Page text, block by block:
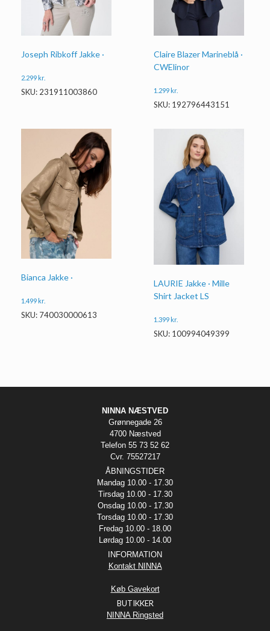
Joseph Ribkoff Jakke ·
2.299 kr.
SKU: 231911003860
Claire Blazer Marineblå ·
CWElinor
1.299 kr.
SKU: 192796443151
Bianca Jakke ·
1.499 kr.
SKU: 740030000613
LAURIE Jakke · Mille
Shirt Jacket LS
1.399 kr.
SKU: 100994049399
NINNA NÆSTVED
Grønnegade 26
4700 Næstved
Telefon 55 73 52 62
Cvr. 75527217
ÅBNINGSTIDER
Mandag 10.00 - 17.30
Tirsdag 10.00 - 17.30
Onsdag 10.00 - 17.30
Torsdag 10.00 - 17.30
Fredag 10.00 - 18.00
Lørdag 10.00 - 14.00
INFORMATION
Kontakt NINNA
Køb Gavekort
BUTIKKER
NINNA Ringsted